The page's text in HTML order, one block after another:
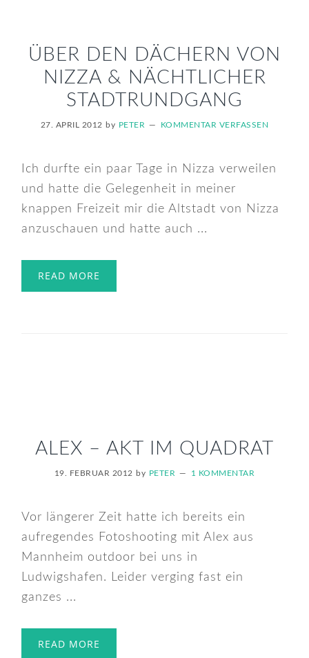
ÜBER DEN DÄCHERN VON
NIZZA & NÄCHTLICHER
STADTRUNDGANG
27. APRIL 2012 by PETER KOMMENTAR VERFASSEN
Ich durfte ein paar Tage in Nizza verweilen
und hatte die Gelegenheit in meiner
knappen Freizeit mir die Altstadt von Nizza
anzuschauen und hatte auch ...
READ MORE
ALEX – AKT IM QUADRAT
19. FEBRUAR 2012 by PETER 1 KOMMENTAR
Vor längerer Zeit hatte ich bereits ein
aufregendes Fotoshooting mit Alex aus
Mannheim outdoor bei uns in
Ludwigshafen. Leider verging fast ein
ganzes ...
READ MORE